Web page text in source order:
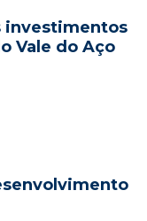
investimentos
Vale do Aço